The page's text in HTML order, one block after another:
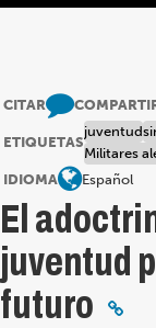
CITAR
ETIQUETAS
juventud
Militares
IDIOMA
Español
El
juventud
futuro